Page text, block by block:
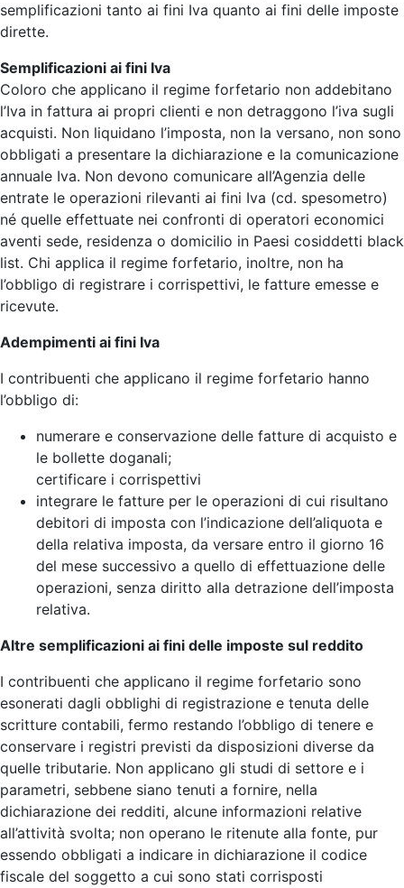
semplificazioni tanto ai fini Iva quanto ai fini delle imposte
dirette.
Semplificazioni ai fini Iva
Coloro che applicano il regime forfetario non addebitano
l’Iva in fattura ai propri clienti e non detraggono l’iva sugli
acquisti. Non liquidano l’imposta, non la versano, non sono
obbligati a presentare la dichiarazione e la comunicazione
annuale Iva. Non devono comunicare all’Agenzia delle
entrate le operazioni rilevanti ai fini Iva (cd. spesometro)
né quelle effettuate nei confronti di operatori economici
aventi sede, residenza o domicilio in Paesi cosiddetti black
list. Chi applica il regime forfetario, inoltre, non ha
l’obbligo di registrare i corrispettivi, le fatture emesse e
ricevute.
Adempimenti ai fini Iva
I contribuenti che applicano il regime forfetario hanno
l’obbligo di:
numerare e conservazione delle fatture di acquisto e
le bollette doganali;
certificare i corrispettivi
integrare le fatture per le operazioni di cui risultano
debitori di imposta con l’indicazione dell’aliquota e
della relativa imposta, da versare entro il giorno 16
del mese successivo a quello di effettuazione delle
operazioni, senza diritto alla detrazione dell’imposta
relativa.
Altre semplificazioni ai fini delle imposte sul reddito
I contribuenti che applicano il regime forfetario sono
esonerati dagli obblighi di registrazione e tenuta delle
scritture contabili, fermo restando l’obbligo di tenere e
conservare i registri previsti da disposizioni diverse da
quelle tributarie. Non applicano gli studi di settore e i
parametri, sebbene siano tenuti a fornire, nella
dichiarazione dei redditi, alcune informazioni relative
all’attività svolta; non operano le ritenute alla fonte, pur
essendo obbligati a indicare in dichiarazione il codice
fiscale del soggetto a cui sono stati corrisposti